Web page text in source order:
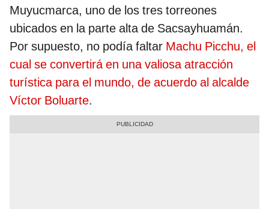
Muyucmarca, uno de los tres torreones
ubicados en la parte alta de Sacsayhuamán.
Por supuesto, no podía faltar Machu Picchu, el
cual se convertirá en una valiosa atracción
turística para el mundo, de acuerdo al alcalde
Víctor Boluarte.